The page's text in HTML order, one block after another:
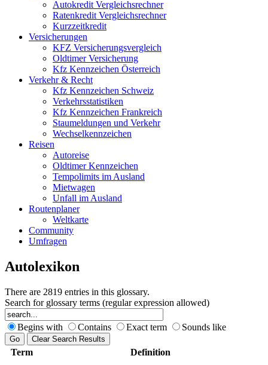
Autokredit Vergleichsrechner
Ratenkredit Vergleichsrechner
Kurzzeitkredit
Versicherungen
KFZ Versicherungsvergleich
Oldtimer Versicherung
Kfz Kennzeichen Österreich
Verkehr & Recht
Kfz Kennzeichen Schweiz
Verkehrsstatistiken
Kfz Kennzeichen Frankreich
Staumeldungen und Verkehr
Wechselkennzeichen
Reisen
Autoreise
Oldtimer Kennzeichen
Tempolimits im Ausland
Mietwagen
Unfall im Ausland
Routenplaner
Weltkarte
Community
Umfragen
Autolexikon
There are 2819 entries in this glossary.
Search for glossary terms (regular expression allowed)
Begins with Contains Exact term Sounds like
Term Definition